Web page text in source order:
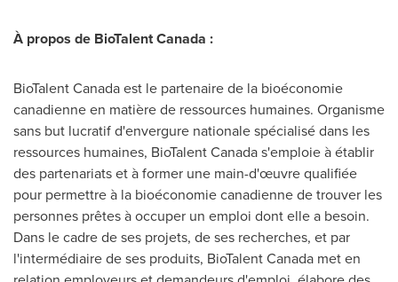
À propos de BioTalent Canada :
BioTalent Canada est le partenaire de la bioéconomie
canadienne en matière de ressources humaines. Organisme
sans but lucratif d'envergure nationale spécialisé dans les
ressources humaines, BioTalent Canada s'emploie à établir
des partenariats et à former une main-d'œuvre qualifiée
pour permettre à la bioéconomie canadienne de trouver les
personnes prêtes à occuper un emploi dont elle a besoin.
Dans le cadre de ses projets, de ses recherches, et par
l'intermédiaire de ses produits, BioTalent Canada met en